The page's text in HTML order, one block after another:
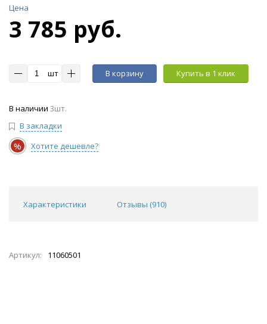
Цена
3 785 руб.
шт В корзину Купить в 1 клик
В наличии 3шт.
В закладки
% Хотите дешевле?
Характеристики Отзывы (910)
Артикул: 11060501